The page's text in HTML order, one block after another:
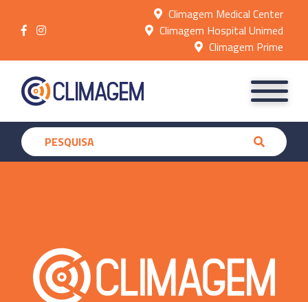
Climagem Medical Center
Climagem Hospital Unimed
Climagem Prime